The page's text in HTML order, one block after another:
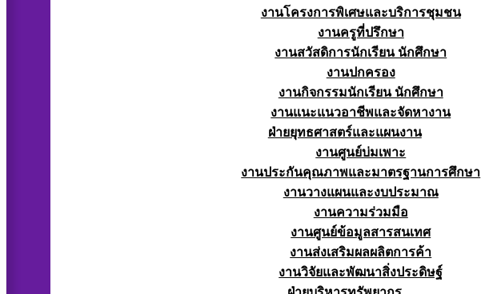
งานโครงการพิเศษและบริการชุมชน
งานครูที่ปรึกษา
งานสวัสดิการนักเรียน นักศึกษา
งานปกครอง
งานกิจกรรมนักเรียน นักศึกษา
งานแนะแนวอาชีพและจัดหางาน
ฝ่ายยุทธศาสตร์และแผนงาน
งานศูนย์บ่มเพาะ
งานประกันคุณภาพและมาตรฐานการศึกษา
งานวางแผนและงบประมาณ
งานความร่วมมือ
งานศูนย์ข้อมูลสารสนเทศ
งานส่งเสริมผลผลิตการค้า
งานวิจัยและพัฒนาสิ่งประดิษฐ์